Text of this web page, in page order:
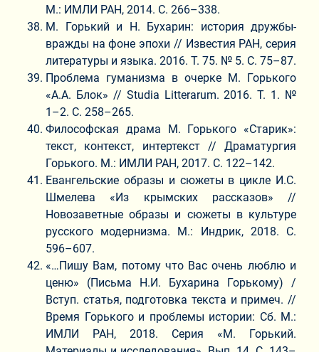
М.: ИМЛИ РАН, 2014. С. 266–338.
М. Горький и Н. Бухарин: история дружбы-
вражды на фоне эпохи // Известия РАН, серия
литературы и языка. 2016. Т. 75. № 5. С. 75–87.
Проблема гуманизма в очерке М. Горького
«А.А. Блок» // Studia Litterarum. 2016. Т. 1. №
1–2. С. 258–265.
Философская драма М. Горького «Старик»:
текст, контекст, интертекст // Драматургия
Горького. М.: ИМЛИ РАН, 2017. С. 122–142.
Евангельские образы и сюжеты в цикле И.С.
Шмелева «Из крымских рассказов» //
Новозаветные образы и сюжеты в культуре
русского модернизма. М.: Индрик, 2018. С.
596–607.
«…Пишу Вам, потому что Вас очень люблю и
ценю» (Письма Н.И. Бухарина Горькому) /
Вступ. статья, подготовка текста и примеч. //
Время Горького и проблемы истории: Сб. М.:
ИМЛИ РАН, 2018. Серия «М. Горький.